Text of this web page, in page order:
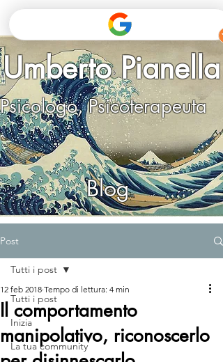
Umberto Pianella
Psicologo, Psicoterapeuta
Blog
Post
Tutti i post
Inizia
La tua community
Tutti i post
Il comportamento
manipolativo, riconoscerlo
12 feb 2018 Tempo di lettura: 4 min